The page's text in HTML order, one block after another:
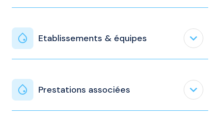
Etablissements & équipes expand_less
Prestations associées expand_less